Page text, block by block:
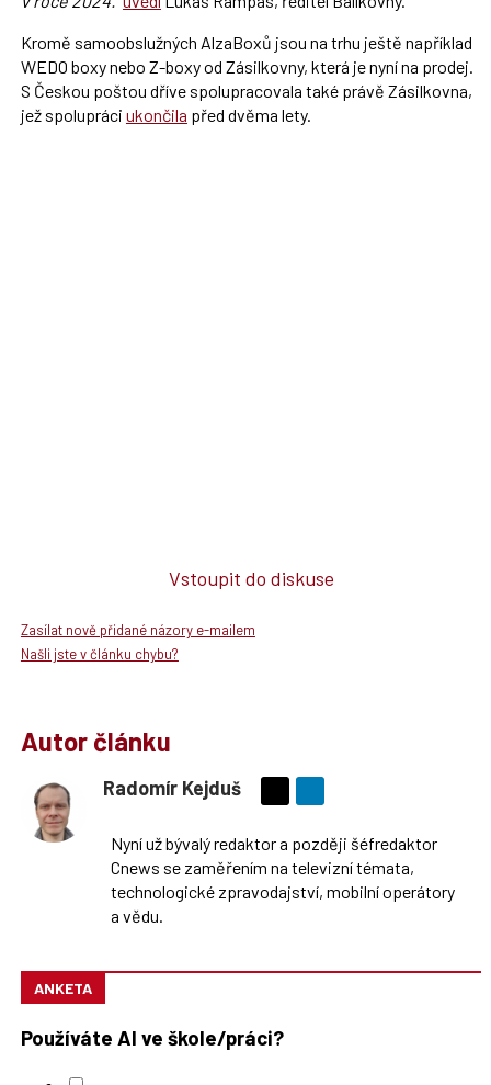
Kromě samoobslužných AlzaBoxů jsou na trhu ještě například
WEDO boxy nebo Z-boxy od Zásilkovny, která je nyní na prodej.
S Českou poštou dříve spolupracovala také právě Zásilkovna,
jež spolupráci ukončila před dvěma lety.
Vstoupit do diskuse
Zasílat nově přidané názory e-mailem
Našli jste v článku chybu?
Autor článku
Radomír Kejduš
síti
X
Nyní už bývalý redaktor a později šéfredaktor
Cnews se zaměřením na televizní témata,
technologické zpravodajství, mobilní operátory
a vědu.
ANKETA
Používáte AI ve škole/práci?